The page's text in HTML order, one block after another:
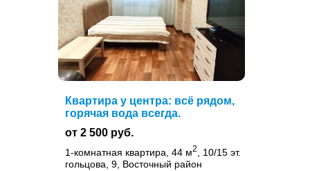
Квартира у центра: всё рядом,
горячая вода всегда.
от 2 500 руб.
1-комнатная квартира, 44 м2
, 10/15 эт.
гольцова, 9, Восточный район